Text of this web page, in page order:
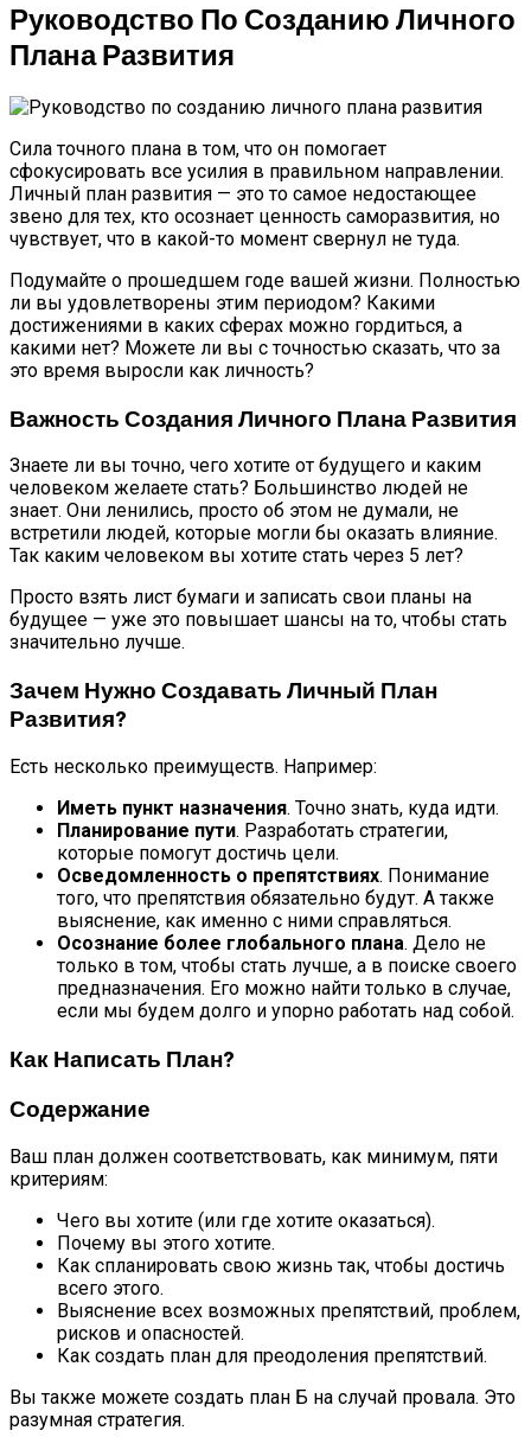
Руководство По Созданию Личного
Плана Развития
Сила точного плана в том, что он помогает
сфокусировать все усилия в правильном направлении.
Личный план развития — это то самое недостающее
звено для тех, кто осознает ценность саморазвития, но
чувствует, что в какой-то момент свернул не туда.
Подумайте о прошедшем годе вашей жизни. Полностью
ли вы удовлетворены этим периодом? Какими
достижениями в каких сферах можно гордиться, а
какими нет? Можете ли вы с точностью сказать, что за
это время выросли как личность?
Важность Создания Личного Плана Развития
Знаете ли вы точно, чего хотите от будущего и каким
человеком желаете стать? Большинство людей не
знает. Они ленились, просто об этом не думали, не
встретили людей, которые могли бы оказать влияние.
Так каким человеком вы хотите стать через 5 лет?
Просто взять лист бумаги и записать свои планы на
будущее — уже это повышает шансы на то, чтобы стать
значительно лучше.
Зачем Нужно Создавать Личный План
Развития?
Есть несколько преимуществ. Например:
Иметь пункт назначения. Точно знать, куда идти.
Планирование пути. Разработать стратегии,
которые помогут достичь цели.
Осведомленность о препятствиях. Понимание
того, что препятствия обязательно будут. А также
выяснение, как именно с ними справляться.
Осознание более глобального плана. Дело не
только в том, чтобы стать лучше, а в поиске своего
предназначения. Его можно найти только в случае,
если мы будем долго и упорно работать над собой.
Как Написать План?
Содержание
Ваш план должен соответствовать, как минимум, пяти
критериям:
Чего вы хотите (или где хотите оказаться).
Почему вы этого хотите.
Как спланировать свою жизнь так, чтобы достичь
всего этого.
Выяснение всех возможных препятствий, проблем,
рисков и опасностей.
Как создать план для преодоления препятствий.
Вы также можете создать план Б на случай провала. Это
разумная стратегия.